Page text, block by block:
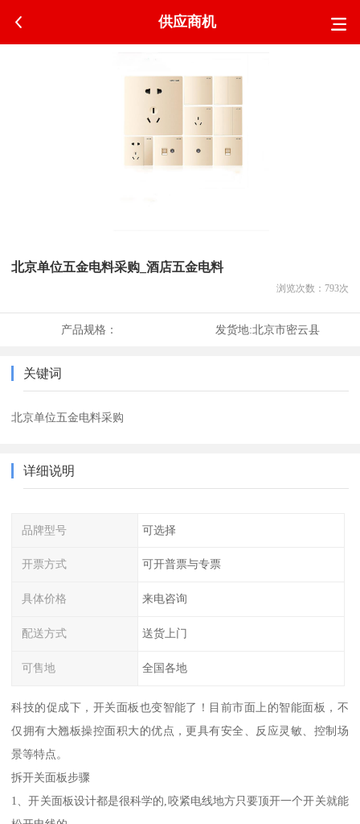
供应商机
北京单位五金电料采购_酒店五金电料
浏览次数： 793次
产品规格： 发货地:北京市密云县
关键词
北京单位五金电料采购
详细说明
品牌型号 可选择
开票方式 可开普票与专票
具体价格 来电咨询
配送方式 送货上门
可售地 全国各地
科技的促成下，开关面板也变智能了！目前市面上的智能面板，不
仅拥有大翘板操控面积大的优点，更具有安全、反应灵敏、控制场
景等特点。
拆开关面板步骤
1、开关面板设计都是很科学的,咬紧电线地方只要顶开一个开关就能